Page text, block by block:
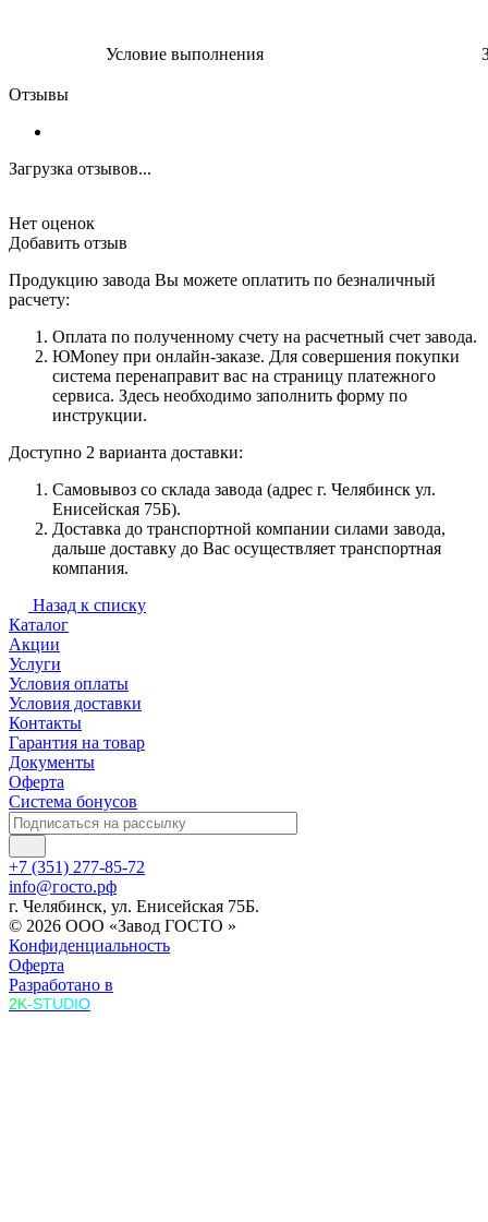
Условие выполнения
Отзывы
Загрузка отзывов...
Нет оценок
Добавить отзыв
Продукцию завода Вы можете оплатить по безналичный
расчету:
Оплата по полученному счету на расчетный счет завода.
ЮMoney при онлайн-заказе. Для совершения покупки
система перенаправит вас на страницу платежного
сервиса. Здесь необходимо заполнить форму по
инструкции.
Доступно 2 варианта доставки:
Самовывоз со склада завода (адрес г. Челябинск ул.
Енисейская 75Б).
Доставка до транспортной компании силами завода,
дальше доставку до Вас осуществляет транспортная
компания.
Назад к списку
Каталог
Акции
Услуги
Условия оплаты
Условия доставки
Контакты
Гарантия на товар
Документы
Оферта
Система бонусов
+7 (351) 277-85-72
info@госто.рф
г. Челябинск, ул. Енисейская 75Б.
© 2026 ООО «Завод ГОСТО »
Конфиденциальность
Оферта
Разработано в
2K-STUDIO